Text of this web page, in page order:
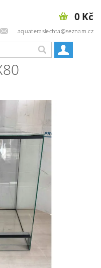
aquateraslechta@seznam.cz
0 Kč